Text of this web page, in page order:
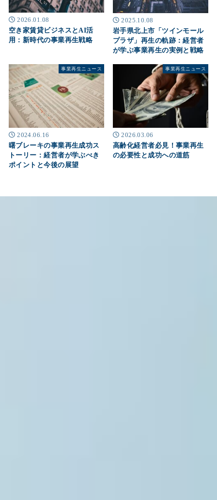
2026.01.08
空き家賃貸ビジネスとAI活
用：新時代の事業再生戦略
2025.10.08
岩手県北上市「ツインモール
プラザ」再生の軌跡：経営者
が学ぶ事業再生の実例と戦略
事業再生ニュース
2024.06.16
曙ブレーキの事業再生成功ス
トーリー：経営者が学ぶべき
ポイントと今後の展望
事業再生ニュース
2026.03.06
高齢化経営者必見！事業再生
の必要性と成功への道筋